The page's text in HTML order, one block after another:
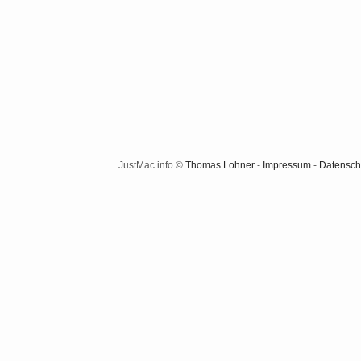
JustMac.info © Thomas Lohner - Impressum -